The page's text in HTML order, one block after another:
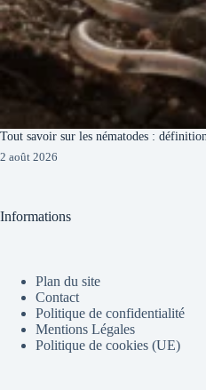
Tout savoir sur les nématodes :
2 août 2026
Informations
Plan du site
Contact
Politique de confidentialité
Mentions Légales
Politique de cookies (UE)